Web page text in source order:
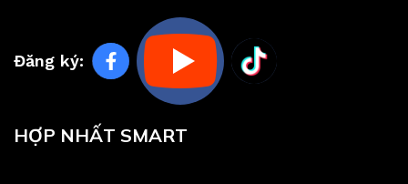
Đăng ký:
HỢP NHẤT SMART